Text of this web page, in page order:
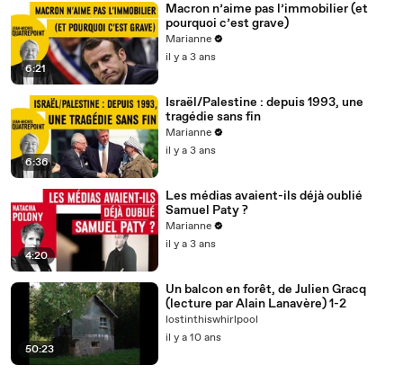
6:21
Macron n’aime pas l’immobilier (et
pourquoi c’est grave)
Marianne
il y a 3 ans
6:36
Israël/Palestine : depuis 1993, une
tragédie sans fin
Marianne
il y a 3 ans
4:20
Les médias avaient-ils déjà oublié
Samuel Paty ?
Marianne
il y a 3 ans
50:23
Un balcon en forêt, de Julien Gracq
(lecture par Alain Lanavère) 1-2
lostinthiswhirlpool
il y a 10 ans